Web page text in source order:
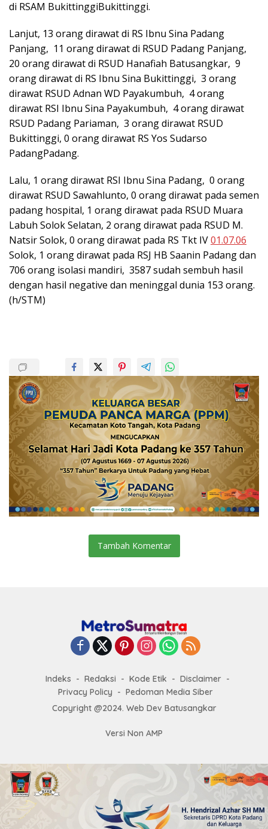
di RSAM BukittinggiBukittinggi.
Lanjut, 13 orang dirawat di RS Ibnu Sina Padang
Panjang, 11 orang dirawat di RSUD Padang Panjang,
20 orang dirawat di RSUD Hanafiah Batusangkar, 9
orang dirawat di RS Ibnu Sina Bukittinggi, 3 orang
dirawat RSUD Adnan WD Payakumbuh, 4 orang
dirawat RSI Ibnu Sina Payakumbuh, 4 orang dirawat
RSUD Padang Pariaman, 3 orang dirawat RSUD
Bukittinggi, 0 orang dirawat RS Yos Sudarso
PadangPadang.
Lalu, 1 orang dirawat RSI Ibnu Sina Padang, 0 orang
dirawat RSUD Sawahlunto, 0 orang dirawat pada semen
padang hospital, 1 orang dirawat pada RSUD Muara
Labuh Solok Selatan, 2 orang dirawat pada RSUD M.
Natsir Solok, 0 orang dirawat pada RS Tkt IV01.07.06
Solok, 1 orang dirawat pada RSJ HB Saanin Padang dan
706 orang isolasi mandiri, 3587 sudah sembuh hasil
dengan hasil negative dan meninggal dunia 153 orang.
(h/STM)
Tambah Komentar
Indeks Redaksi Kode Etik
Disclaimer
Privacy Policy
Pedoman Media Siber
Copyright @2024. Web Dev Batusangkar
Versi Non AMP